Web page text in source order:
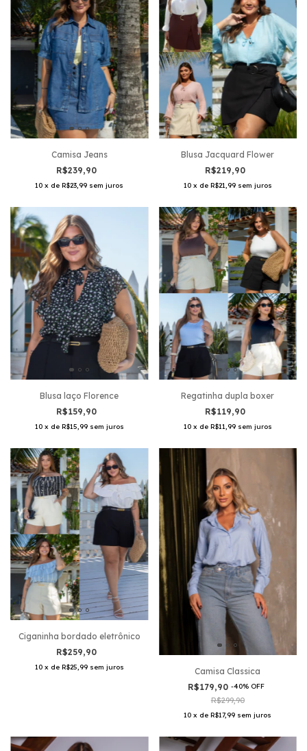
Camisa Jeans
R$239,90
10 x deR$23,99 sem juros
Blusa Jacquard Flower
R$219,90
10 x de R$21,99 sem juros
Blusa laço Florence
R$159,90
10 x de R$15,99 sem juros
Regatinha dupla boxer
R$119,90
10 x de R$11,99 sem juros
Ciganinha bordado eletrônico
R$259,90
10 x de R$25,99 sem juros
Camisa Classica
R$179,90-40% OFF
R$299,90
10 x deR$17,99 sem juros